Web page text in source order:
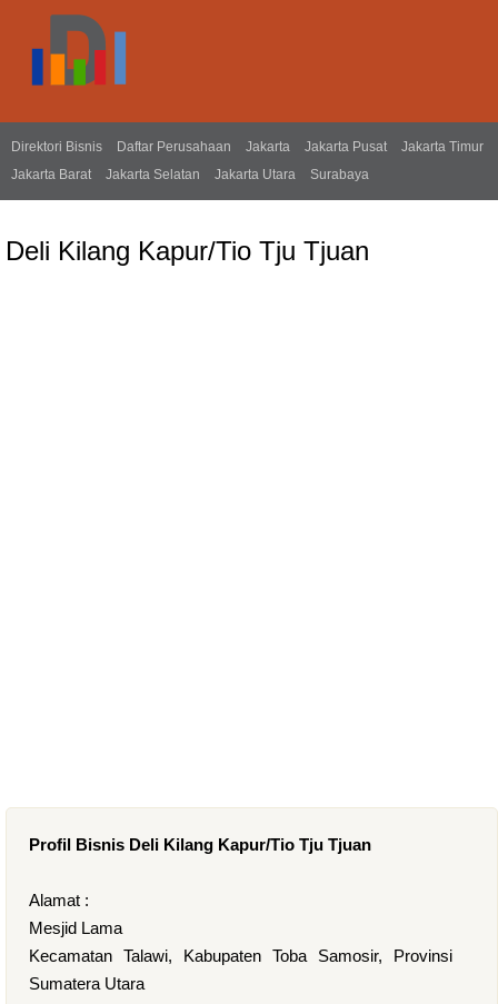
Direktori Bisnis Daftar Perusahaan Jakarta Jakarta Pusat
Jakarta Timur
Jakarta Barat
Jakarta Selatan Jakarta Utara Surabaya
Deli Kilang Kapur/Tio Tju Tjuan
Profil Bisnis Deli Kilang Kapur/Tio Tju Tjuan
Alamat :
Mesjid Lama
Kecamatan Talawi, Kabupaten Toba Samosir, Provinsi
Sumatera Utara